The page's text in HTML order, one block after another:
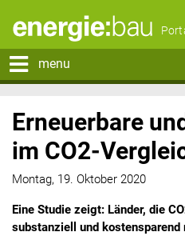
menu
Erneuerbare
im CO2-
Montag, 19. Oktober 2020
Eine Studie zeigt: Länder, die
substanziell und